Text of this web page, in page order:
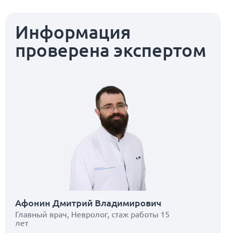
Информация
проверена экспертом
Афонин Дмитрий Владимирович
Главный врач, Невролог, стаж работы 15
лет